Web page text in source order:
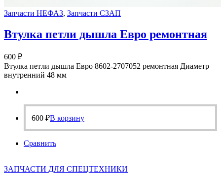
Запчасти НЕФАЗ, Запчасти СЗАП
Втулка петли дышла Евро ремонтная
600 ₽
Втулка петли дышла Евро 8602-2707052 ремонтная Диаметр
внутренний 48 мм
600 ₽В корзину
Сравнить
ЗАПЧАСТИ ДЛЯ СПЕЦТЕХНИКИ